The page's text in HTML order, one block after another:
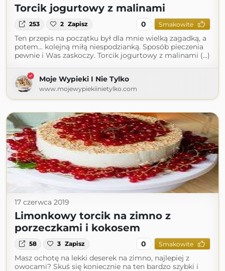
Torcik jogurtowy z malinami
253 2 Zapisz 0 Smakowite
Ten przepis na początku był dla mnie wielką zagadką, a
potem… kolejną miłą niespodzianką. Sposób pieczenia
pewnie i Was zaskoczy. Torcik jogurtowy z malinami (...)
Moje Wypieki I Nie Tylko
www.mojewypiekiinietylko.com
17 czerwca 2019
Limonkowy torcik na zimno z
porzeczkami i kokosem
58 3 Zapisz 0 Smakowite
Masz ochotę na lekki deserek na zimno, najlepiej z
owocami? Skuś się koniecznie na ten bardzo szybki i